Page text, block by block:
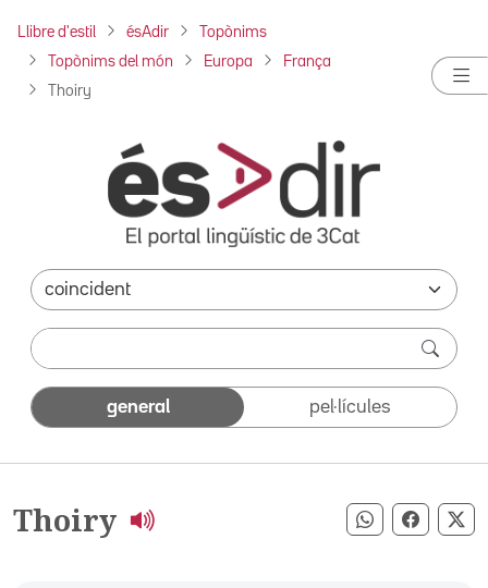
Llibre d'estil ésAdir Topònims
Topònims del món Europa França
Thoiry
general pel·lícules
Thoiry Compartir